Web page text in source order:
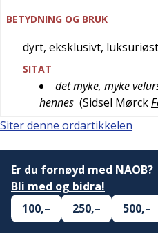
BETYDNING OG BRUK
dyrt, eksklusivt,
SITAT
det myke, myke
hennes (Sidsel Mørck
Siter denne ordartikkelen
Er du fornøyd med NAOB?
Bli med og bidra!
100,–
250,– 500,–